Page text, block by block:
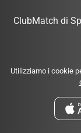
ClubMatch di
Utilizziamo i cookie